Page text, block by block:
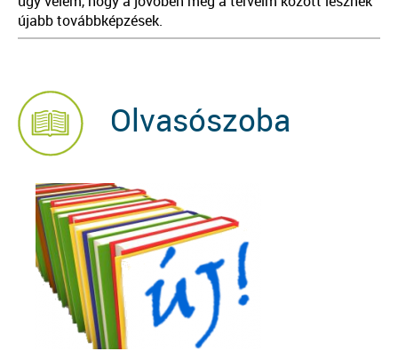
újabb továbbképzések.
Olvasószoba